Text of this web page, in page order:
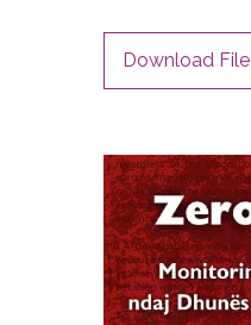
Download File